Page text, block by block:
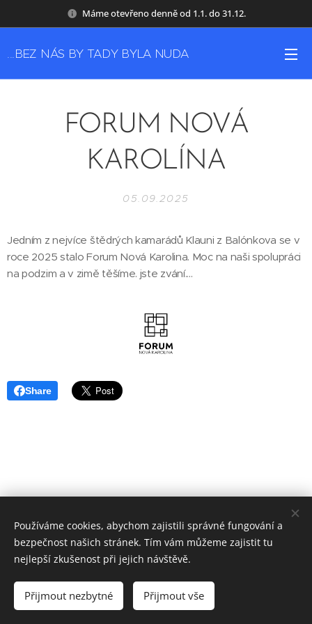
Máme otevřeno denně od 1.1. do 31.12.
...BEZ NÁS BY TADY BYLA NUDA
FORUM NOVÁ
KAROLÍNA
05.09.2025
Jedním z nejvíce štědrých kamarádů Klauni z Balónkova se v
roce 2025 stalo Forum Nová Karolina. Moc na naši spolupráci
na podzim a v zimě těšíme. jste zvání....
Share
© 2022 Klauni z Balónkova
Vytvořeno službou Webnode
Používáme cookies, abychom zajistili správné fungování a
bezpečnost našich stránek. Tím vám můžeme zajistit tu
nejlepší zkušenost při jejich návštěvě.
Přijmout nezbytné Přijmout vše